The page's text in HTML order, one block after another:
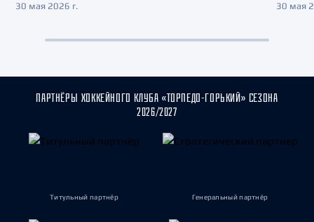
30 мая 2026 г. 30 мая
ПАРТНЁРЫ ХОККЕЙНОГО КЛУБА «ТОРПЕДО-ГОРЬКИЙ» СЕЗОНА
2026/2027
Титульный партнёр Генеральный партнёр